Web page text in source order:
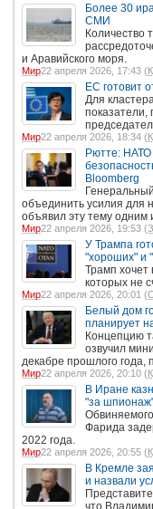
Более 30
СМИ
Количество
и Аравийского моря.
Мир22 апреля 2026, 17:43 (
ЕС готовит
Для
показатели,
Мир22 апреля 2026, 18:34 (
Рютте: НАТО
Bloomberg
объединить усилия для
объявил эту тему одним
Мир22 апреля 2026, 19:53 (
У Трампа
"хороших" и
Трамп хочет
которых не
Мир22 апреля 2026, 20:01 (
Белый дом
планирует
Концепцию
озвучил
декабре прошлого года,
Мир22 апреля 2026, 20:10 (
В Иране
"за
Фарида
2022 года.
Мир22 апреля 2026, 20:55 (
В Кремле
и назвали
что